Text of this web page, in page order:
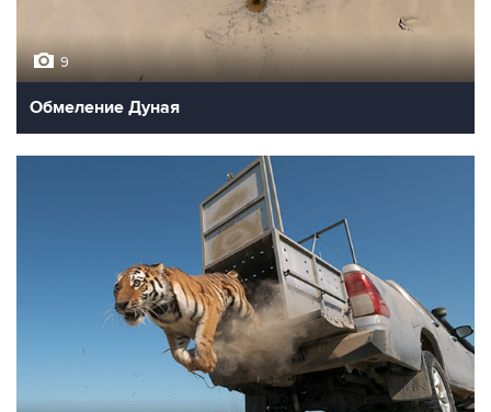
9
Обмеление Дуная